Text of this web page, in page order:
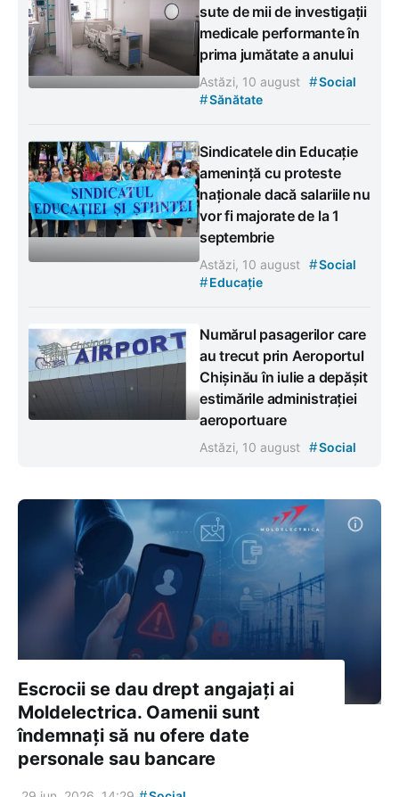
sute de mii de investigații
medicale performante în
prima jumătate a anului
Astăzi, 10 august #Social
#Sănătate
Sindicatele din Educație
amenință cu proteste
naționale dacă salariile nu
vor fi majorate de la 1
septembrie
Astăzi, 10 august #Social
#Educație
Numărul pasagerilor care
au trecut prin Aeroportul
Chișinău în iulie a depășit
estimările administrației
aeroportuare
Astăzi, 10 august #Social
Escrocii se dau drept angajați ai
Moldelectrica. Oamenii sunt
îndemnați să nu ofere date
personale sau bancare